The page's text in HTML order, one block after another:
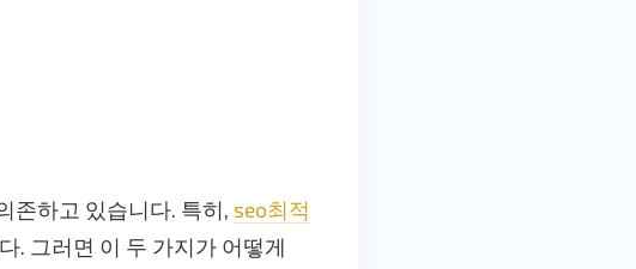
존하고 있습니다. 특히, seo최적
. 그러면 이 두 가지가 어떻게